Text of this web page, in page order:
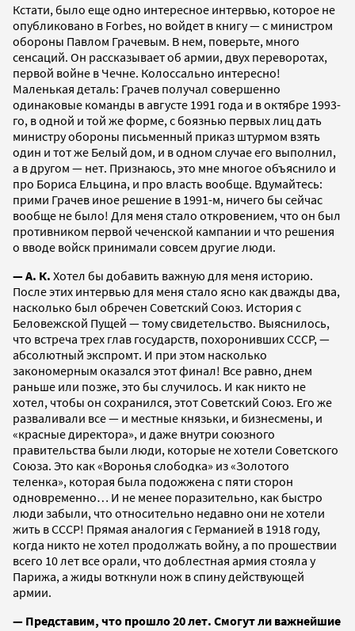
Кстати, было еще одно интересное интервью, которое не
опубликовано в Forbes, но войдет в книгу — с министром
обороны Павлом Грачевым. В нем, поверьте, много
сенсаций. Он рассказывает об армии, двух переворотах,
первой войне в Чечне. Колоссально интересно!
Маленькая деталь: Грачев получал совершенно
одинаковые команды в августе 1991 года и в октябре 1993-
го, в одной и той же форме, с боязнью первых лиц дать
министру обороны письменный приказ штурмом взять
один и тот же Белый дом, и в одном случае его выполнил,
а в другом — нет. Признаюсь, это мне многое объяснило и
про Бориса Ельцина, и про власть вообще. Вдумайтесь:
прими Грачев иное решение в 1991-м, ничего бы сейчас
вообще не было! Для меня стало откровением, что он был
противником первой чеченской кампании и что решения
о вводе войск принимали совсем другие люди.
— А. К. Хотел бы добавить важную для меня историю.
После этих интервью для меня стало ясно как дважды два,
насколько был обречен Советский Союз. История с
Беловежской Пущей — тому свидетельство. Выяснилось,
что встреча трех глав государств, похоронивших СССР, —
абсолютный экспромт. И при этом насколько
закономерным оказался этот финал! Все равно, днем
раньше или позже, это бы случилось. И как никто не
хотел, чтобы он сохранился, этот Советский Союз. Его же
разваливали все — и местные князьки, и бизнесмены, и
«красные директора», и даже внутри союзного
правительства были люди, которые не хотели Советского
Союза. Это как «Воронья слободка» из «Золотого
теленка», которая была подожжена с пяти сторон
одновременно… И не менее поразительно, как быстро
люди забыли, что относительно недавно они не хотели
жить в СССР! Прямая аналогия с Германией в 1918 году,
когда никто не хотел продолжать войну, а по прошествии
всего 10 лет все орали, что доблестная армия стояла у
Парижа, а жиды воткнули нож в спину действующей
армии.
— Представим, что прошло 20 лет. Смогут ли важнейшие